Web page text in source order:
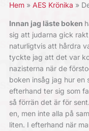
Hem
AES Krönika
Innan jag läste boken
sig att judarna gick
naturligtvis att hårdra
tyckte jag att det var
nazisterna när de
boken insåg jag hur en
efterhand ter sig som
så förrän det är för
en, men inte alla på
liten. I efterhand när